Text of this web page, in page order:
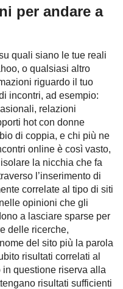
per andare a
quali siano le tue reali
o qualsiasi altro
riguardo il tuo
incontri, ad esempio:
relazioni
hot con donne
di coppia, e chi più ne
online è così vasto,
la nicchia che fa
l’inserimento di
correlate al tipo di siti
opinioni che gli
a lasciare sparse per
delle ricerche,
del sito più la parola
risultati correlati al
questione riserva alla
risultati sufficienti